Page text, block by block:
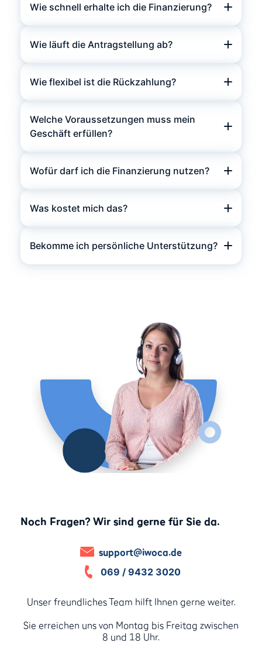
Wie schnell erhalte ich die Finanzierung?
Wie läuft die Antragstellung ab?
Wie flexibel ist die Rückzahlung?
Welche Voraussetzungen muss mein
Geschäft erfüllen?
Wofür darf ich die Finanzierung nutzen?
Was kostet mich das?
Bekomme ich persönliche Unterstützung?
Noch Fragen? Wir sind gerne für Sie da.
069 / 9432 3020
support@iwoca.de
Unser freundliches Team hilft Ihnen gerne weiter.
Sie erreichen uns von Montag bis Freitag zwischen
8 und 18 Uhr.